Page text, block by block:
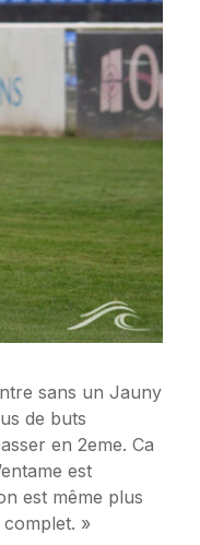
sans un Jauny
de buts
en 2eme. Ca
est
est même plus
»